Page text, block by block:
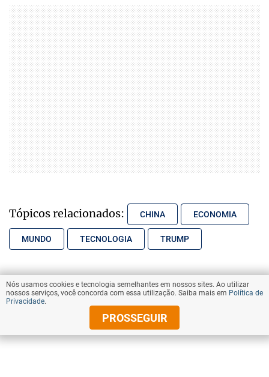
Tópicos relacionados: CHINA ECONOMIA
MUNDO TECNOLOGIA TRUMP
compartilhe
VOLTAR AO TOPO
Nós usamos cookies e tecnologia semelhantes em nossos sites. Ao utilizar
nossos serviços, você concorda com essa utilização. Saiba mais em Política de
Privacidade.
PROSSEGUIR